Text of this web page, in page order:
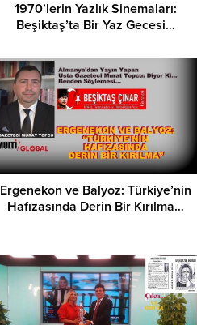
1970’lerin Yazlık Sinemaları:
Beşiktaş’ta Bir Yaz Gecesi…
Ergenekon ve Balyoz: Türkiye’nin
Hafızasında Derin Bir Kırılma…